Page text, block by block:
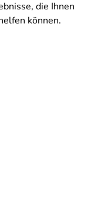
die Ihnen
können.